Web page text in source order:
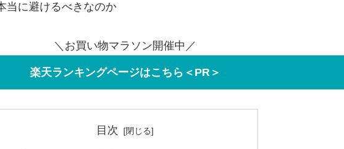
当に避けるべきなのか
＼お買い物マラソン開催中／
楽天ランキングページはこちら＜PR＞
目次